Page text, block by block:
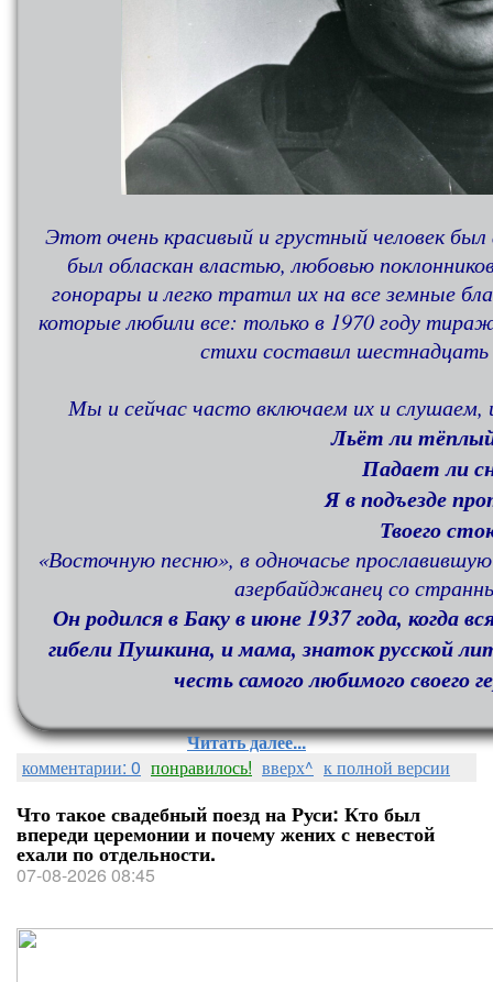
Этот очень красивый и грустный человек
был обласкан властью, любовью
гонорары и легко тратил их на все земные
которые любили все: только в 1970 году
стихи составил
Мы и сейчас часто включаем их и слушаем,
Льёт ли
Падает ли
Я в подъезде
Твоего
«Восточную песню», в одночасье
азербайджанец со
Он родился в Баку в июне 1937 года, когда
гибели Пушкина, и мама, знаток русской
честь самого любимого своего
Читать далее...
комментарии: 0 понравилось! вверх^ к полной версии
Что такое свадебный поезд на Руси: Кто был
впереди церемонии и почему жених с невестой
ехали по отдельности.
07-08-2026 08:45